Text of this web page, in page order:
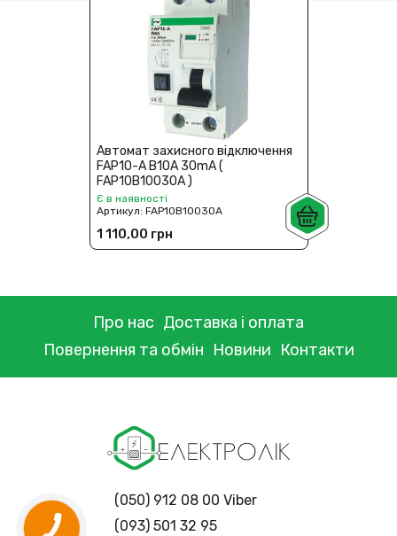
Автомат захисного відключення
FAP10-A В10A 30mA (
FAP10В10030A )
Є в наявності
Артикул:FAP10В10030A
1 110,00 грн
Про нас Доставка і оплата
Повернення та обмін Новини Контакти
(050) 912 08 00 Viber
(093) 501 32 95